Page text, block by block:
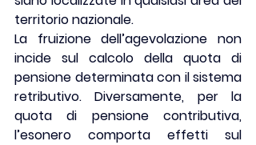
territorio nazionale.
La fruizione dell’agevolazione non
incide sul calcolo della quota di
pensione determinata con il sistema
retributivo. Diversamente, per la
quota di pensione contributiva,
l’esonero comporta effetti sul